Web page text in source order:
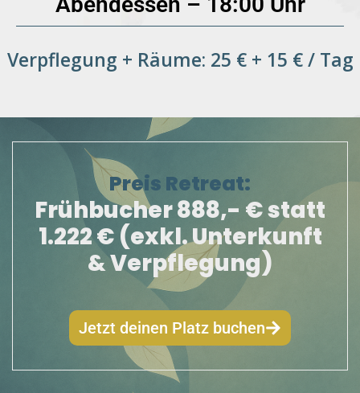
Verpflegung + Räume: 25 € + 15 € / Tag
Preis Retreat:
Frühbucher 888,- € statt
1.222 € (exkl. Unterkunft
& Verpflegung)
Jetzt deinen Platz buchen